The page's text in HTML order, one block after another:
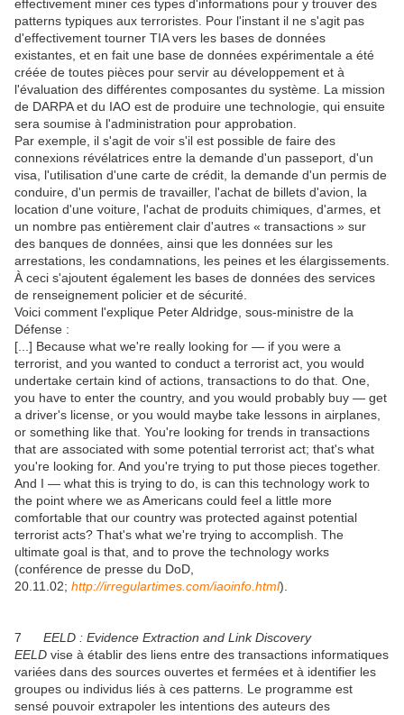
effectivement miner ces types d'informations pour y trouver des
patterns typiques aux terroristes. Pour l'instant il ne s'agit pas
d'effectivement tourner TIA vers les bases de données
existantes, et en fait une base de données expérimentale a été
créée de toutes pièces pour servir au développement et à
l'évaluation des différentes composantes du système. La mission
de DARPA et du IAO est de produire une technologie, qui ensuite
sera soumise à l'administration pour approbation.
Par exemple, il s'agit de voir s'il est possible de faire des
connexions révélatrices entre la demande d'un passeport, d'un
visa, l'utilisation d'une carte de crédit, la demande d'un permis de
conduire, d'un permis de travailler, l'achat de billets d'avion, la
location d'une voiture, l'achat de produits chimiques, d'armes, et
un nombre pas entièrement clair d'autres « transactions » sur
des banques de données, ainsi que les données sur les
arrestations, les condamnations, les peines et les élargissements.
À ceci s'ajoutent également les bases de données des services
de renseignement policier et de sécurité.
Voici comment l'explique Peter Aldridge, sous-ministre de la
Défense :
[...] Because what we're really looking for — if you were a
terrorist, and you wanted to conduct a terrorist act, you would
undertake certain kind of actions, transactions to do that. One,
you have to enter the country, and you would probably buy — get
a driver's license, or you would maybe take lessons in airplanes,
or something like that. You're looking for trends in transactions
that are associated with some potential terrorist act; that's what
you're looking for. And you're trying to put those pieces together.
And I — what this is trying to do, is can this technology work to
the point where we as Americans could feel a little more
comfortable that our country was protected against potential
terrorist acts? That's what we're trying to accomplish. The
ultimate goal is that, and to prove the technology works
(conférence de presse du DoD,
20.11.02; http://irregulartimes.com/iaoinfo.html).
7 EELD : Evidence Extraction and Link Discovery
EELD vise à établir des liens entre des transactions informatiques
variées dans des sources ouvertes et fermées et à identifier les
groupes ou individus liés à ces patterns. Le programme est
sensé pouvoir extrapoler les intentions des auteurs des